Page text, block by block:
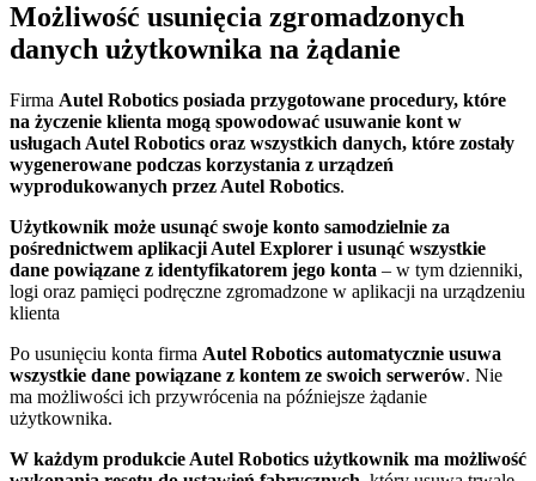
Możliwość usunięcia zgromadzonych
danych użytkownika na żądanie
Firma Autel Robotics posiada przygotowane procedury, które
na życzenie klienta mogą spowodować usuwanie kont w
usługach Autel Robotics oraz wszystkich danych, które zostały
wygenerowane podczas korzystania z urządzeń
wyprodukowanych przez Autel Robotics.
Użytkownik może usunąć swoje konto samodzielnie za
pośrednictwem aplikacji Autel Explorer i usunąć wszystkie
dane powiązane z identyfikatorem jego konta – w tym dzienniki,
logi oraz pamięci podręczne zgromadzone w aplikacji na urządzeniu
klienta
Po usunięciu konta firma Autel Robotics automatycznie usuwa
wszystkie dane powiązane z kontem ze swoich serwerów. Nie
ma możliwości ich przywrócenia na późniejsze żądanie
użytkownika.
W każdym produkcie Autel Robotics użytkownik ma możliwość